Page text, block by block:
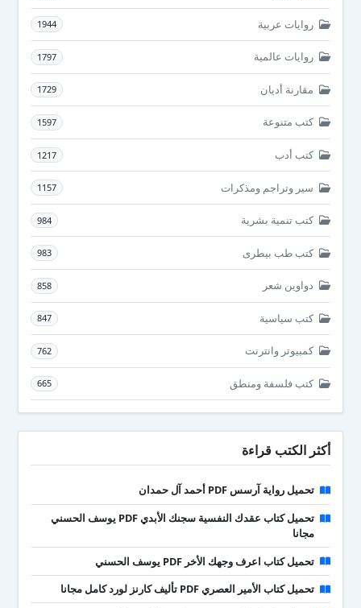
روايات عربية 1944
روايات عالمية 1797
مقارنة أديان 1729
كتب متنوعة 1597
كتب أدب 1217
سير وتراجم ومذكرات 1157
كتب تنمية بشرية 984
كتب طب بيطرى 983
دواوين شعر 858
كتب سياسية 847
كمبيوتر وانترنت 762
كتب فلسفة ومنطق 665
أكثر الكتب قراءة
تحميل رواية آرسس PDF أحمد آل حمدان
تحميل كتاب عقدك النفسية سجنك الأبدي PDF يوسف الحسني
مجانا
تحميل كتاب اعرف وجهك الأخر PDF يوسف الحسني
تحميل كتاب الأمير العصري PDF تأليف كارنز لورد كامل مجانا